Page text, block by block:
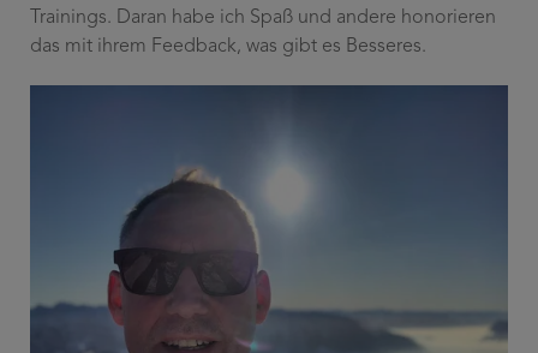
Trainings. Daran habe ich Spaß und andere honorieren
das mit ihrem Feedback, was gibt es Besseres.